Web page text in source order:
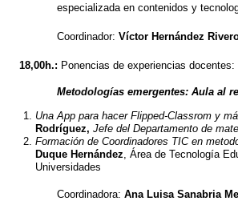
especializada en contenidos y
Coordinador:Víctor Hernández
18,00h.: Ponencias de experiencias docentes:
Metodologías emergentes: Aula al
Una App para hacerFlipped-Classrom y
Rodríguez, Jefe del Departamento de
Formación de Coordinadores TIC en
Duque Hernández , Área de Tecnología
Universidades
Coordinadora:Ana Luisa Sanabria